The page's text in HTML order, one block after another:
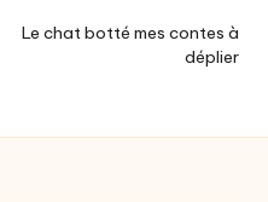
Le chat botté mes contes à
déplier